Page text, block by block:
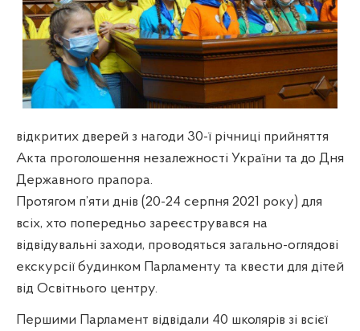
відкритих дверей з нагоди 30-ї річниці прийняття
Акта проголошення незалежності України та до Дня
Державного прапора.
Протягом п’яти днів (20-24 серпня 2021 року) для
всіх, хто попередньо зареєструвався на
відвідувальні заходи, проводяться загально-оглядові
екскурсії будинком Парламенту та квести для дітей
від Освітнього центру.
Першими Парламент відвідали 40 школярів зі всієї